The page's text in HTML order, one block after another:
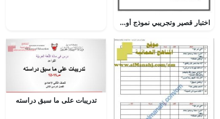
اختبار قصير وتجريبي نموذج أول (كيمياء) الحادي عشر
تدريبات على ما سبق دراسته